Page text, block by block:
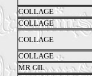
COLLAGE
COLLAGE
COLLAGE
COLLAGE
MR GIL